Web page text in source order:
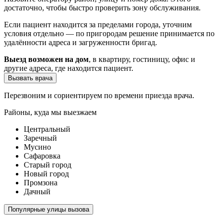
достаточно, чтобы быстро проверить зону обслуживания.
Если пациент находится за пределами города, уточним
условия отдельно — по пригородам решение принимается по
удалённости адреса и загруженности бригад.
Выезд возможен на дом, в квартиру, гостиницу, офис и
другие адреса, где находится пациент.
Вызвать врача
Перезвоним и сориентируем по времени приезда врача.
Районы, куда мы выезжаем
Центральный
Заречный
Мусино
Сафаровка
Старый город
Новый город
Промзона
Дачный
Популярные улицы вызова